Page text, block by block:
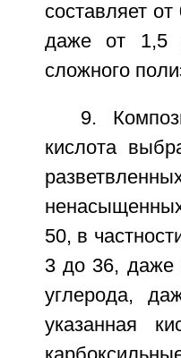
составляет
даже от 1,5
сложного
9.
кислота
50, в
3 до 36,
углерода,
указанная